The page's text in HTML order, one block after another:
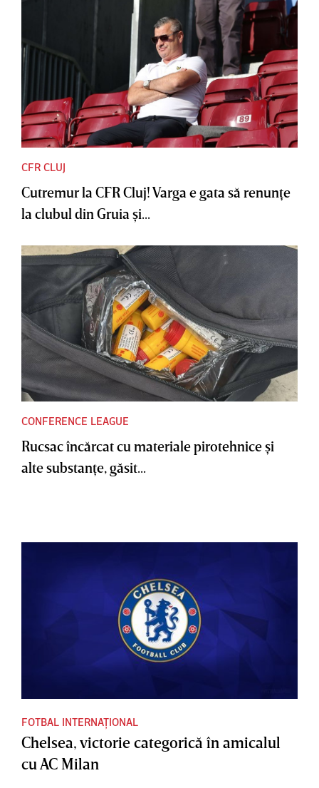
CFR CLUJ
Cutremur la CFR Cluj! Varga e gata să renunţe
la clubul din Gruia şi...
CONFERENCE LEAGUE
Rucsac încărcat cu materiale pirotehnice şi
alte substanţe, găsit...
FOTBAL INTERNAȚIONAL
Chelsea, victorie categorică în amicalul
cu AC Milan